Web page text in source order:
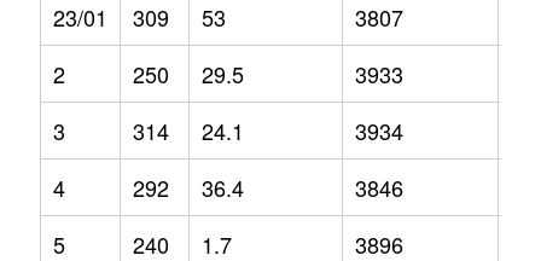
23/01
309 53 3807
2
250 29.5 3933
3
314 24.1 3934
4
292 36.4 3846
5
240 1.7 3896